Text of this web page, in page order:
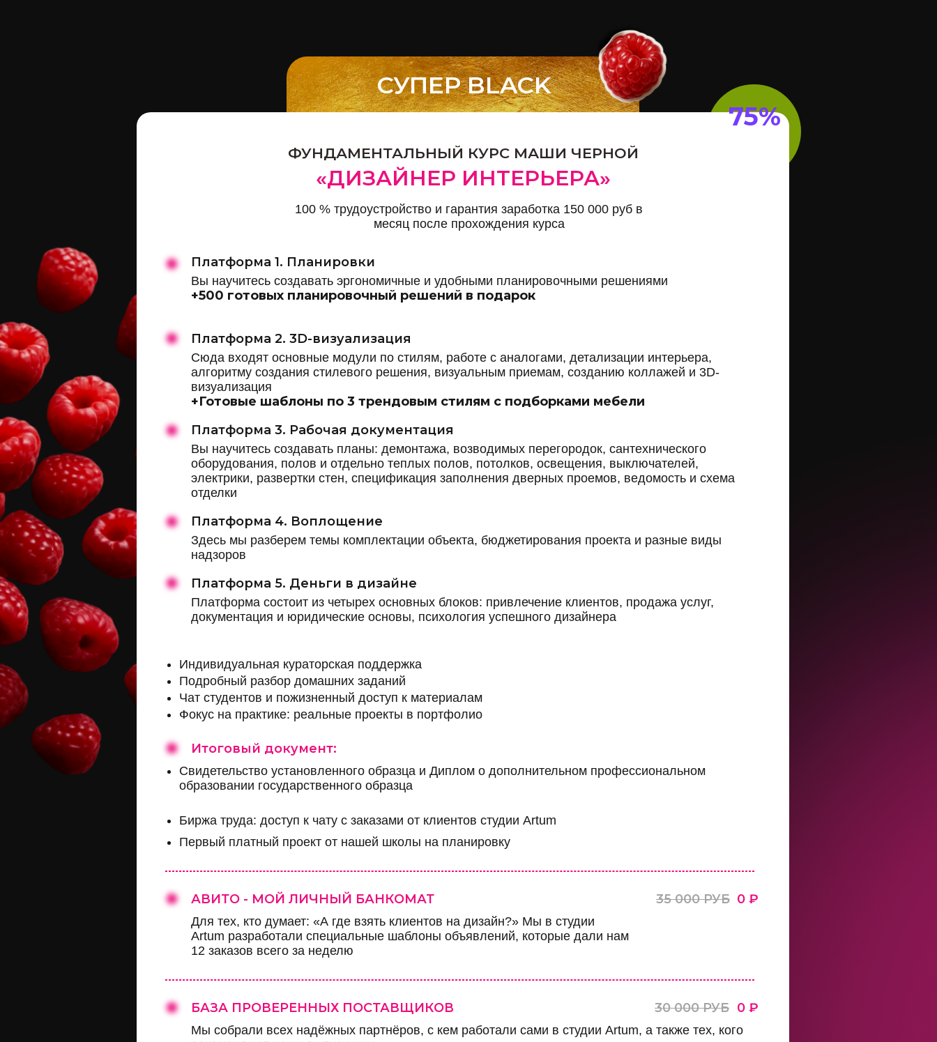
СУПЕР BLACK
ФУНДАМЕНТАЛЬНЫЙ КУРС МАШИ ЧЕРНОЙ
«ДИЗАЙНЕР ИНТЕРЬЕРА»
100 % трудоустройство и гарантия заработка 150 000 руб в
месяц после прохождения курса
Платформа 1. Планировки
Вы научитесь создавать эргономичные и удобными планировочными решениями
+500 готовых планировочный решений в подарок
Платформа 2. 3D-визуализация
Сюда входят основные модули по стилям, работе с аналогами, детализации интерьера,
алгоритму создания стилевого решения, визуальным приемам, созданию коллажей и 3D-
визуализация
+Готовые шаблоны по 3 трендовым стилям с подборками мебели
Платформа 3. Рабочая документация
Вы научитесь создавать планы: демонтажа, возводимых перегородок, сантехнического
оборудования, полов и отдельно теплых полов, потолков, освещения, выключателей,
электрики, развертки стен, спецификация заполнения дверных проемов, ведомость и схема
отделки
Платформа 4. Воплощение
Здесь мы разберем темы комплектации объекта, бюджетирования проекта и разные виды
надзоров
Платформа 5. Деньги в дизайне
Платформа состоит из четырех основных блоков: привлечение клиентов, продажа услуг,
документация и юридические основы, психология успешного дизайнера
Итоговый документ:
Свидетельство установленного образца и Диплом о дополнительном профессиональном
образовании государственного образца
Биржа труда: доступ к чату с заказами от клиентов студии Artum
Первый платный проект от нашей школы на планировку
Индивидуальная кураторская поддержка
Подробный разбор домашних заданий
Чат студентов и пожизненный доступ к материалам
Фокус на практике: реальные проекты в портфолио
АВИТО - МОЙ ЛИЧНЫЙ БАНКОМАТ 35 000 РУБ
Для тех, кто думает: «А где взять клиентов на дизайн?» Мы в студии
Artum разработали специальные шаблоны объявлений, которые дали нам
12 заказов всего за неделю
0 ₽
БАЗА ПРОВЕРЕННЫХ ПОСТАВЩИКОВ 30 000 РУБ
Мы собрали всех надёжных партнёров, с кем работали сами в студии Artum, а также тех, кого
0 ₽
75%